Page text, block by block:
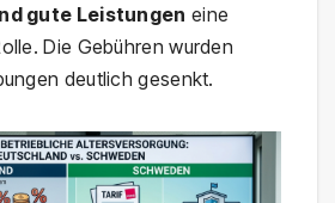
gute Leistungen eine
Die Gebühren wurden
deutlich gesenkt.